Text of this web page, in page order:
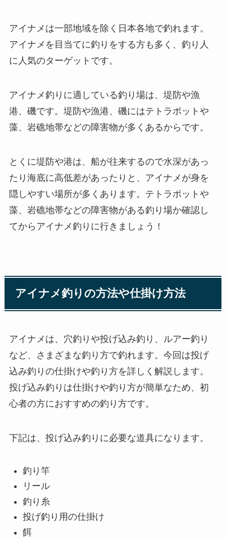
アイナメは一部地域を除く日本各地で釣れます。
アイナメを目当てに釣りをする方も多く、釣り人
に人気のターゲットです。
アイナメ釣りに適している釣り場は、堤防や漁
港、磯です。堤防や漁港、磯にはテトラポットや
藻、岩礁地帯などの障害物が多くあるからです。
とくに堤防や港は、船が往来するので水深があっ
たり海底に高低差があったりと、アイナメが身を
隠しやすい場所が多くあります。テトラポットや
藻、岩礁地帯などの障害物がある釣り場か確認し
てからアイナメ釣りに行きましょう！
アイナメ釣りの方法や仕掛け方法
アイナメは、穴釣りや投げ込み釣り、ルアー釣り
など、さまざまな釣り方で釣れます。今回は投げ
込み釣りの仕掛けや釣り方を詳しく解説します。
投げ込み釣りは仕掛けや釣り方が簡単なため、初
心者の方におすすめの釣り方です。
下記は、投げ込み釣りに必要な道具になります。
釣り竿
リール
釣り糸
投げ釣り用の仕掛け
餌